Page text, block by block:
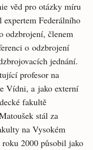
věd pro otázky míru
Federálního
odzbrojení, členem
o odzbrojení
jednání.
profesor na
Vídni, a jako externí
fakultě
stál za
na Vysokém
2000 působil jako